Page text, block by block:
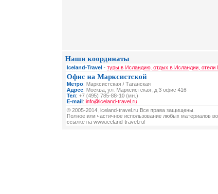
Наши координаты
Iceland-Travel - туры в Исландию, отдых в Исландии, отели
Офис на Марксистской
Метро: Марксистская / Таганская
Адрес: Москва, ул. Марксистская, д 3 офис 416
Тел: +7 (495) 785-88-10 (мн.)
E-mail: info@iceland-travel.ru
© 2005-2014, iceland-travel.ru Все права защищены.
Полное или частичное использование любых материалов
ссылке на www.iceland-travel.ru!